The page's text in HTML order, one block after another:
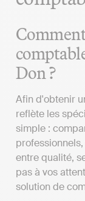
Don ?
Afin d'obtenir
reflète les
simple :
entre qualité,
pas à vos
solution de